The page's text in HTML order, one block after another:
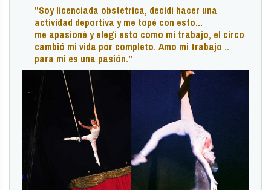
"Soy licenciada obstetrica, decidí hacer una
actividad deportiva y me topé con esto...
me apasioné y elegí esto como mi trabajo, el circo
cambió mi vida por completo. Amo mi trabajo ..
para mi es una pasión."